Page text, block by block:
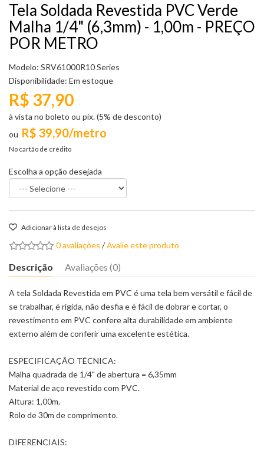
Tela Soldada Revestida PVC Verde
Malha 1/4" (6,3mm) - 1,00m - PREÇO
POR METRO
Modelo: SRV61000R10 Series
Disponibilidade: Em estoque
R$ 39,90/metro
No cartão de crédito
R$ 37,90
à vista no boleto ou pix. (5% de desconto)
Escolha a opção desejada
Adicionar à lista de desejos
0 avaliações /Avalie este produto
Descrição Avaliações (0)
A tela Soldada Revestida em PVC é uma tela bem versátil e fácil de
se trabalhar, é rígida, não desfia e é fácil de dobrar e cortar, o
revestimento em PVC confere alta durabilidade em ambiente
externo além de conferir uma excelente estética.
ESPECIFICAÇÃO TÉCNICA:
Malha quadrada de 1/4" de abertura = 6,35mm
Material de aço revestido com PVC.
Altura: 1,00m.
Rolo de 30m de comprimento.
DIFERENCIAIS: